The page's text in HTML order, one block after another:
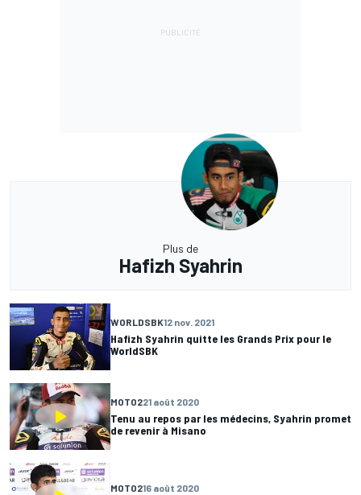
Plus de
Hafizh Syahrin
WORLDSBK12 nov. 2021
Hafizh Syahrin quitte les Grands Prix pour le
WorldSBK
MOTO221 août 2020
Tenu au repos par les médecins, Syahrin promet
de revenir à Misano
MOTO216 août 2020